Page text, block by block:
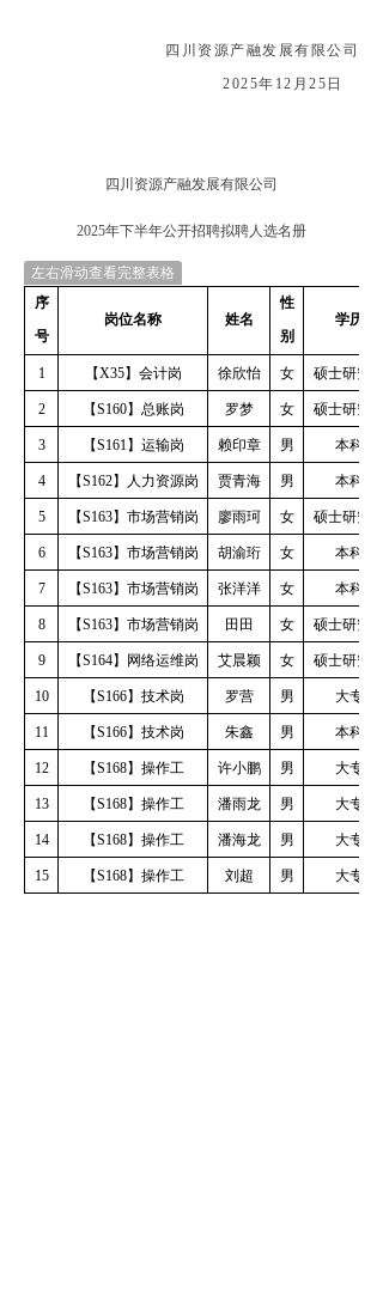
四川资源产融发展有限公司
2025年12月25日
四川资源产融发展有限公司
2025年下半年公开招聘拟聘人选名册
左右滑动查看完整表格
序
号
岗位名称 姓名
性
别
学历
1 【X35】会计岗 徐欣怡 女 硕士研究生
2 【S160】总账岗 罗梦 女 硕士研究生
3 【S161】运输岗 赖印章 男 本科
4 【S162】人力资源岗 贾青海 男 本科
5 【S163】市场营销岗 廖雨珂 女 硕士研究生
6 【S163】市场营销岗 胡渝珩 女 本科
7 【S163】市场营销岗 张洋洋 女 本科
8 【S163】市场营销岗 田田 女 硕士研究生
9 【S164】网络运维岗 艾晨颖 女 硕士研究生
10 【S166】技术岗 罗营 男 大专
11 【S166】技术岗 朱鑫 男 本科
12 【S168】操作工 许小鹏 男 大专
13 【S168】操作工 潘雨龙 男 大专
14 【S168】操作工 潘海龙 男 大专
15 【S168】操作工 刘超 男 大专